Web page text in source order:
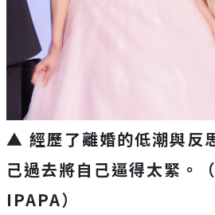
▲ 經歷了離婚的低潮與反
己過去將自己逼得太緊。
IPAPA）